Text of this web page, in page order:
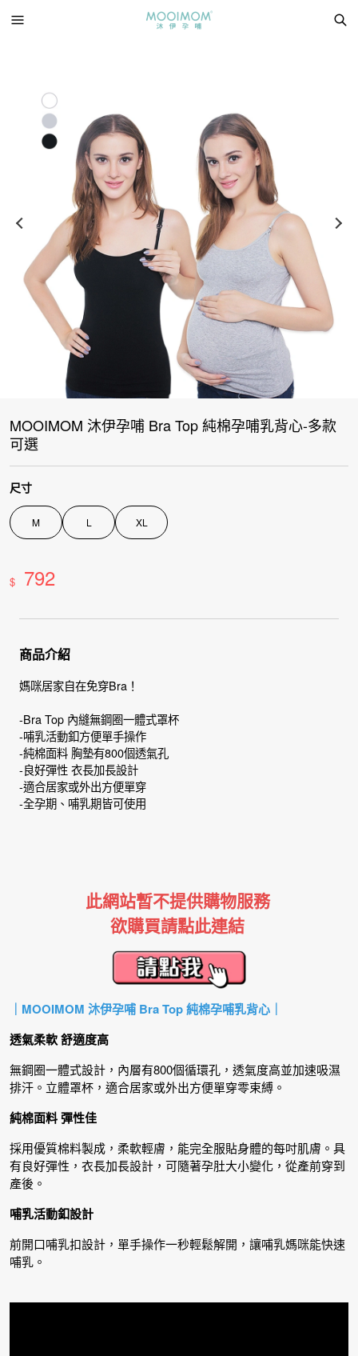
MOOIMOM 沐伊孕哺 Bra Top 純棉孕哺乳背心-多款
可選
尺寸
M L XL
$ 792
商品介紹
媽咪居家自在免穿Bra！
-Bra Top 內縫無鋼圈一體式罩杯
-哺乳活動釦方便單手操作
-純棉面料 胸墊有800個透氣孔
-良好彈性 衣長加長設計
-適合居家或外出方便單穿
-全孕期、哺乳期皆可使用
此網站暫不提供購物服務
欲購買請點此連結
｜MOOIMOM 沐伊孕哺 Bra Top 純棉孕哺乳背心｜
透氣柔軟 舒適度高
無鋼圈一體式設計，內層有800個循環孔，透氣度高並加速吸濕
排汗。立體罩杯，適合居家或外出方便單穿零束縛。
純棉面料 彈性佳
採用優質棉料製成，柔軟輕膚，能完全服貼身體的每吋肌膚。具
有良好彈性，衣長加長設計，可隨著孕肚大小變化，從產前穿到
產後。
哺乳活動釦設計
前開口哺乳扣設計，單手操作一秒輕鬆解開，讓哺乳媽咪能快速
哺乳。